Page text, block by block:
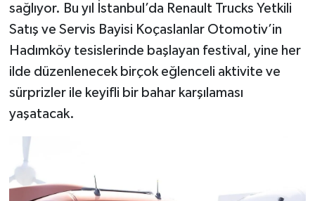
sağlıyor. Bu yıl İstanbul’da Renault Trucks Yetkili
Satış ve Servis Bayisi Koçaslanlar Otomotiv’in
Hadımköy tesislerinde başlayan festival, yine her
ilde düzenlenecek birçok eğlenceli aktivite ve
sürprizler ile keyifli bir bahar karşılaması
yaşatacak.